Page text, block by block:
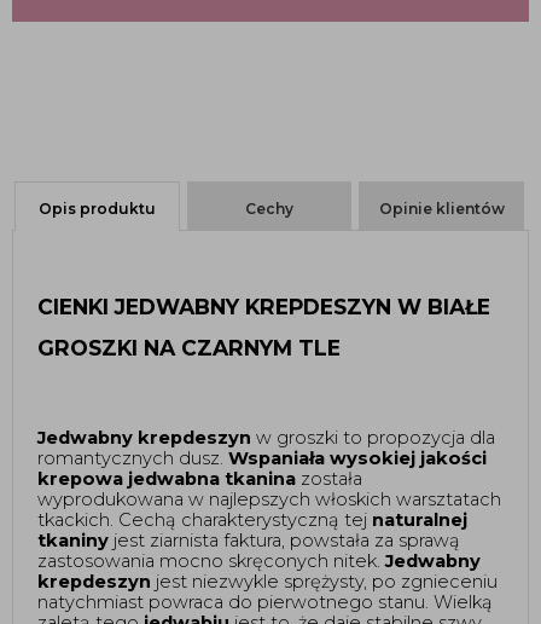
Opis produktu Cechy Opinie klientów
CIENKI JEDWABNY KREPDESZYN W BIAŁE
GROSZKI NA CZARNYM TLE
Jedwabny krepdeszyn w groszki to propozycja dla
romantycznych dusz. Wspaniała wysokiej jakości
krepowa jedwabna tkanina została
wyprodukowana w najlepszych włoskich warsztatach
tkackich. Cechą charakterystyczną tej naturalnej
tkaniny jest ziarnista faktura, powstała za sprawą
zastosowania mocno skręconych nitek. Jedwabny
krepdeszyn jest niezwykle sprężysty, po zgnieceniu
natychmiast powraca do pierwotnego stanu. Wielką